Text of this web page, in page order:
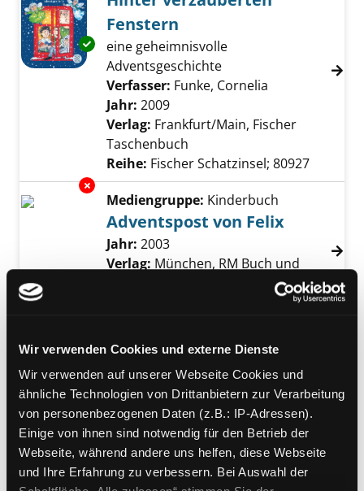
Wir verwenden Cookies und externe Dienste
Wir verwenden auf unserer Webseite Cookies und
ähnliche Technologien von Drittanbietern zur Verarbeitung
von personenbezogenen Daten (z.B.: IP-Adressen).
Einige von ihnen sind notwendig für den Betrieb der
Webseite, während andere uns helfen, diese Webseite
und Ihre Erfahrung zu verbessern. Bei Auswahl der
Exemplar-Details von Hinter verzauberten
Fenstern
eine geheimnisvolle
Adventsgeschichte
Verfasser: Funke, Cornelia
Jahr: 2009
Verlag: Frankfurt/Main, Fischer
Taschenbuch
Reihe: Fischer Schatzinsel; 80927
Exemplar-Details von Adventspost von Felix
Mediengruppe: Kinderbuch
Adventspost von Felix
Suche nach diesem Verfasser
Jahr: 2003
Verlag: München, RM Buch und
Hinter verzauberten
Fenstern
Lesung
Verfasser:Funke, CorneliaSuche nach
Jahr:2001
Verlag:Dortmund, Igel-Records